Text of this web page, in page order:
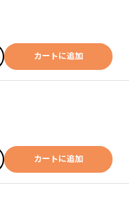
カートに追加
カートに追加